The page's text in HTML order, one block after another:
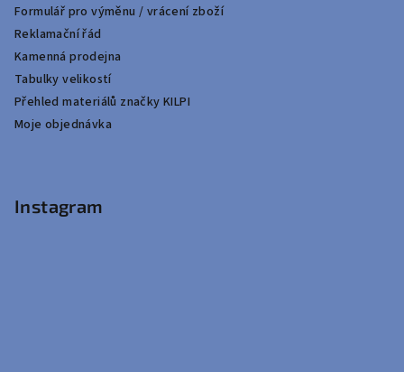
Formulář pro výměnu / vrácení zboží
Reklamační řád
Kamenná prodejna
Tabulky velikostí
Přehled materiálů značky KILPI
Moje objednávka
Instagram